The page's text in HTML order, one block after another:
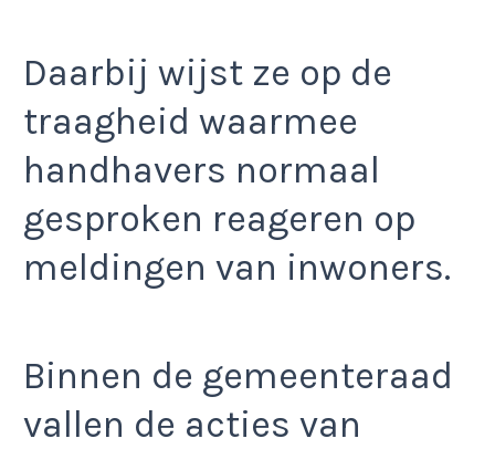
Daarbij wijst ze op de
traagheid waarmee
handhavers normaal
gesproken reageren op
meldingen van inwoners.
Binnen de gemeenteraad
vallen de acties van